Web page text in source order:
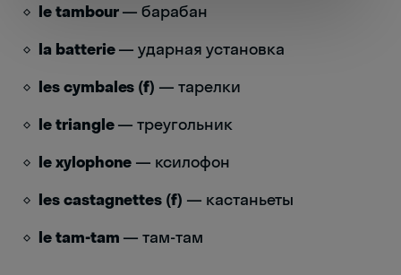
le tambour— барабан
la batterie— ударная установка
les cymbales (f) — тарелки
le triangle— треугольник
le xylophone — ксилофон
les castagnettes (f) — кастаньеты
le tam-tam — там-там